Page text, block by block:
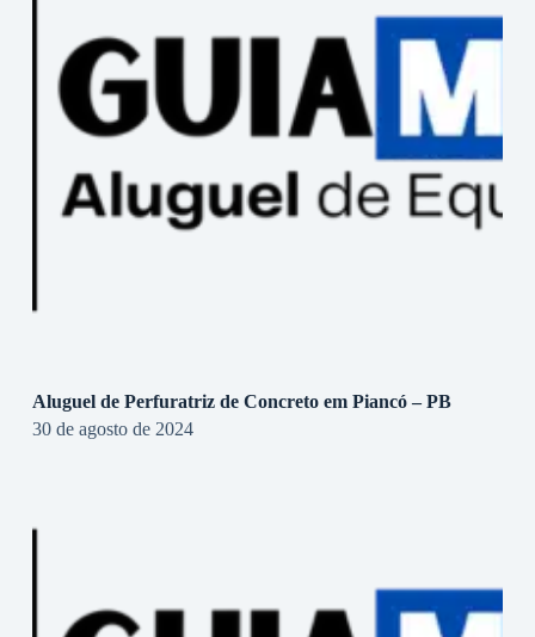
Aluguel de Perfuratriz de Concreto em Piancó – PB
30 de agosto de 2024